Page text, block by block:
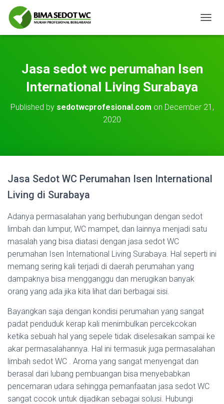
O
I
O
Jasa sedot wc perumahan Isen
International Living Surabaya
Published by sedotwcprofesional.com on December 21,
2020
Jasa Sedot WC Perumahan Isen International
Living di Surabaya
Adanya permasalahan yang berhubungan dengan sedot
limbah dan lumpur, WC mampet, dan lainnya menjadi satu
masalah yang bisa diatasi dengan jasa sedot WC
perumahan Isen International Living Surabaya. Hal seperti ini
memang sering kali terjadi di daerah perumahan yang
dampaknya bisa mengganggu dan merugikan banyak
orang yang ada jika kita lihat dari berbagai sisi.
Bayangkan saja dengan kondisi perumahan yang sangat
padat penduduk kerap kali menimbulkan percekcokan
ketika sebuah hal yang sepele tidak diselesaikan sampai ke
akar permasalahannya. Hal ini termasuk juga permasalahan
limbah sedot WC . Aroma yang sangat menyengat dan
berasal dari lubang pembuangan bisa menyebabkan
pencemaran udara sehingga pemanfaatan jasa sedot WC
sangat cocok untuk dijadikan sebagai solusi. Hubungi